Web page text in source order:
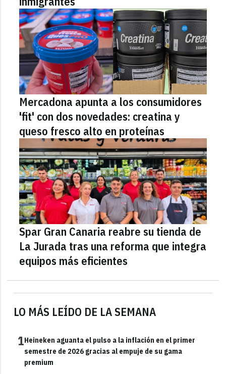
LO MÁS LEÍDO DE LA SEMANA
1Heineken aguanta el pulso a la inflación en el primer
semestre de 2026 gracias al empuje de su gama
premium
Mercadona apunta a los consumidores
'fit' con dos novedades: creatina y
queso fresco alto en proteínas
Spar Gran Canaria reabre su tienda de
La Jurada tras una reforma que integra
equipos más eficientes